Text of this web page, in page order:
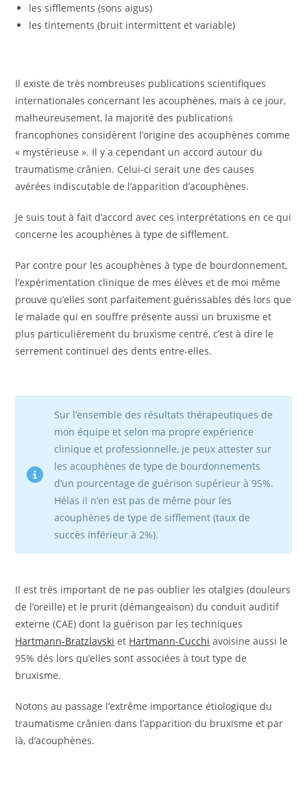
les sifflements (sons aigus)
les tintements (bruit intermittent et variable)
Il existe de très nombreuses publications scientifiques
internationales concernant les acouphènes, mais à ce jour,
malheureusement, la majorité des publications
francophones considèrent l’origine des acouphènes comme
« mystérieuse ». Il y a cependant un accord autour du
traumatisme crânien. Celui-ci serait une des causes
avérées indiscutable de l’apparition d’acouphènes.
Je suis tout à fait d’accord avec ces interprétations en ce qui
concerne les acouphènes à type de sifflement.
Par contre pour les acouphènes à type de bourdonnement,
l’expérimentation clinique de mes élèves et de moi même
prouve qu’elles sont parfaitement guérissables dés lors que
le malade qui en souffre présente aussi un bruxisme et
plus particulièrement du bruxisme centré, c’est à dire le
serrement continuel des dents entre-elles.
Sur l’ensemble des résultats thérapeutiques de
mon équipe et selon ma propre expérience
clinique et professionnelle, je peux attester sur
les acouphènes de type de bourdonnements
d’un pourcentage de guérison supérieur à 95%.
Hélas il n’en est pas de même pour les
acouphènes de type de sifflement (taux de
succès inférieur à 2%).
Il est très important de ne pas oublier les otalgies (douleurs
de l’oreille) et le prurit (démangeaison) du conduit auditif
externe (CAE) dont la guérison par les techniques
Hartmann-Bratzlavski et Hartmann-Cucchi avoisine aussi le
95% dés lors qu’elles sont associées à tout type de
bruxisme.
Notons au passage l’extrême importance étiologique du
traumatisme crânien dans l’apparition du bruxisme et par
là, d’acouphènes.